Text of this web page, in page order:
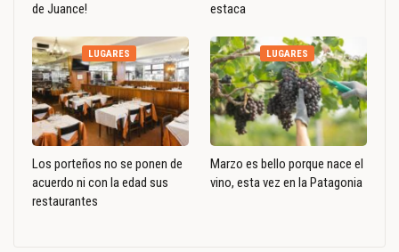
de Juance!
estaca
LUGARES
Los porteños no se ponen de
acuerdo ni con la edad sus
restaurantes
LUGARES
Marzo es bello porque nace el
vino, esta vez en la Patagonia